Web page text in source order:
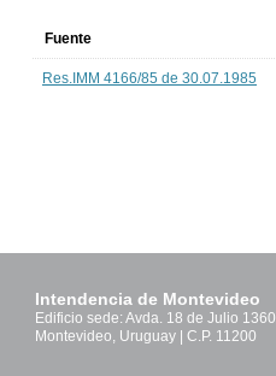
Fuente
Res.IMM 4166/85 de 30.07.1985
Intendencia de Montevideo
Edificio sede: Avda. 18 de Julio 1360
Montevideo, Uruguay | C.P. 11200